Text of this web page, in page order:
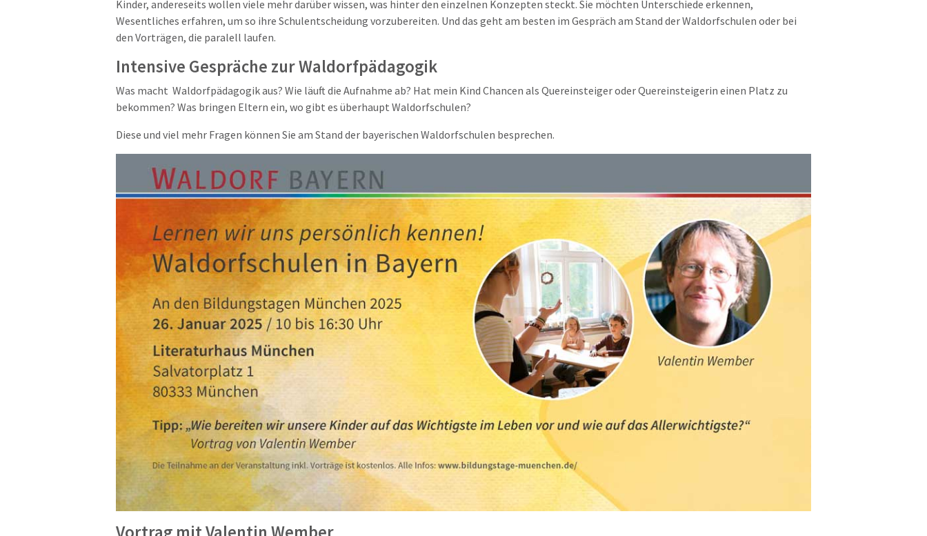
Kinder, andereseits wollen viele mehr darüber wissen, was hinter den einzelnen Konzepten steckt. Sie möchten Unterschiede erkennen,
Wesentliches erfahren, um so ihre Schulentscheidung vorzubereiten. Und das geht am besten im Gespräch am Stand der Waldorfschulen oder bei
den Vorträgen, die paralell laufen.
Intensive Gespräche zur Waldorfpädagogik
Was macht Waldorfpädagogik aus? Wie läuft die Aufnahme ab? Hat mein Kind Chancen als Quereinsteiger oder Quereinsteigerin einen Platz zu
bekommen? Was bringen Eltern ein, wo gibt es überhaupt Waldorfschulen?
Diese und viel mehr Fragen können Sie am Stand der bayerischen Waldorfschulen besprechen.